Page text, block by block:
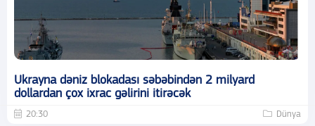
Ukrayna dəniz blokadası səbəbindən 2 milyard
dollardan çox ixrac gəlirini itirəcək
20:30 Dünya